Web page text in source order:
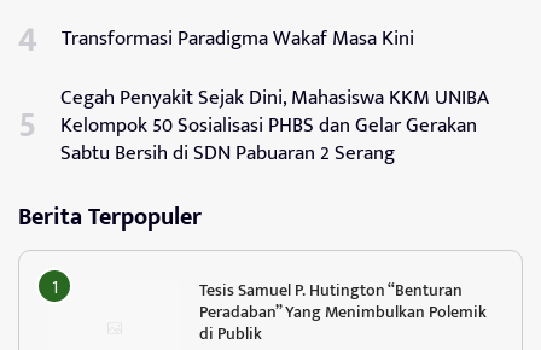
Transformasi Paradigma Wakaf Masa Kini
Cegah Penyakit Sejak Dini, Mahasiswa KKM UNIBA
Kelompok 50 Sosialisasi PHBS dan Gelar Gerakan
Sabtu Bersih di SDN Pabuaran 2 Serang
Berita Terpopuler
Tesis Samuel P. Hutington “Benturan
Peradaban” Yang Menimbulkan Polemik
di Publik